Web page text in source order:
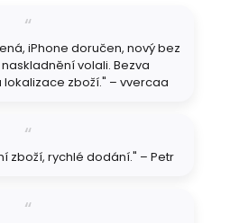
c
í
p
r
v
y
ý
s
iPhone doručen, nový bez
volali. Bezva
zboží." – vvercaa
zboží, rychlé dodání." – Petr